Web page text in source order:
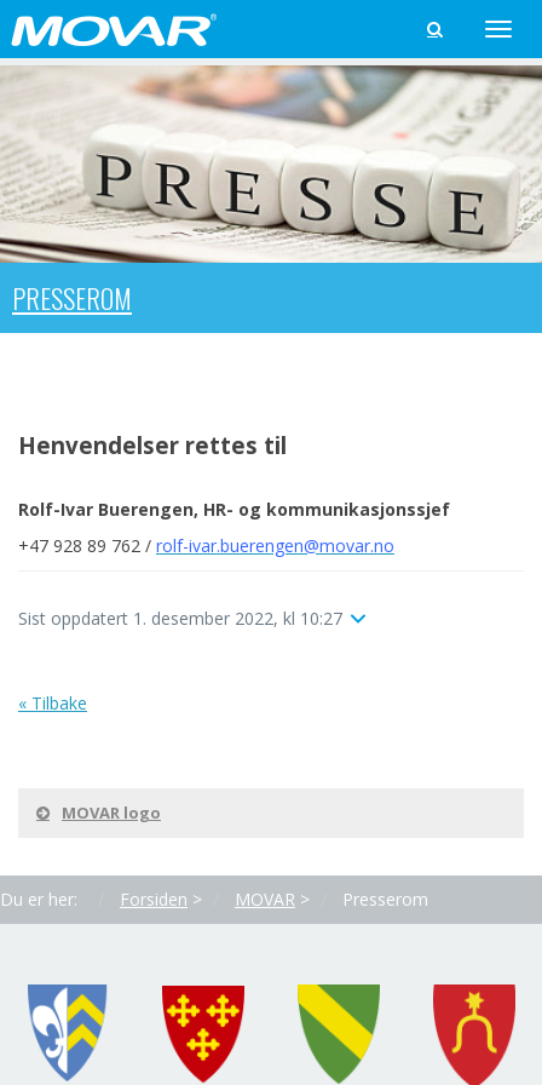
Toggle

PRESSEROM
Henvendelser rettes til
Rolf-Ivar Buerengen, HR- og kommunikasjonssjef
+47 928 89 762 / rolf-ivar.buerengen@movar.no
Sist oppdatert 1. desember 2022, kl 10:27
« Tilbake
MOVAR logo
Du er her: Forsiden > MOVAR > Presserom